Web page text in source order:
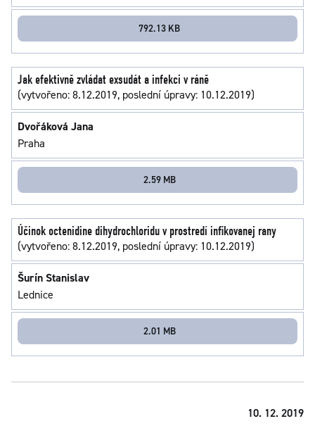
792.13 KB
Jak efektivně zvládat exsudát a infekci v ráně
(vytvořeno: 8.12.2019, poslední úpravy: 10.12.2019)
Dvořáková Jana
Praha
2.59 MB
Účinok octenidine dihydrochloridu v prostredí infikovanej rany
(vytvořeno: 8.12.2019, poslední úpravy: 10.12.2019)
Šurín Stanislav
Lednice
2.01 MB
10. 12. 2019